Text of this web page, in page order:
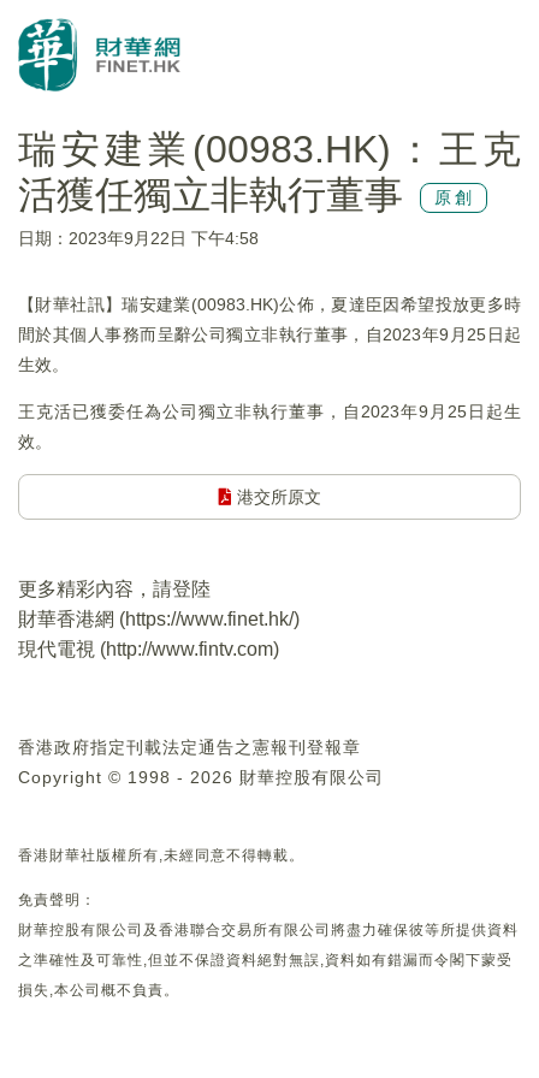
瑞安建業(00983.HK)：王克
活獲任獨立非執行董事
原創
日期：2023年9月22日 下午4:58
【財華社訊】瑞安建業(00983.HK)公佈，夏達臣因希望投放更多時
間於其個人事務而呈辭公司獨立非執行董事，自2023年9月25日起
生效。
王克活已獲委任為公司獨立非執行董事，自2023年9月25日起生
效。
港交所原文
更多精彩內容，請登陸
財華香港網 (https://www.finet.hk/)
現代電視 (http://www.fintv.com)
香港政府指定刊載法定通告之憲報刊登報章
Copyright © 1998 - 2026 財華控股有限公司
香港財華社版權所有,未經同意不得轉載。
免責聲明：
財華控股有限公司及香港聯合交易所有限公司將盡力確保彼等所提供資料
之準確性及可靠性,但並不保證資料絕對無誤,資料如有錯漏而令閣下蒙受
損失,本公司概不負責。